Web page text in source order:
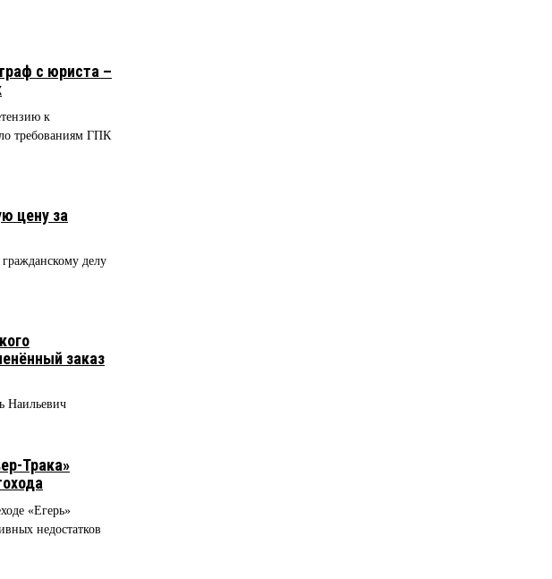
с юриста –
к
требованиям ГПК
цену за
делу
заказ
Наильевич
Трака»
«Егерь»
недостатков